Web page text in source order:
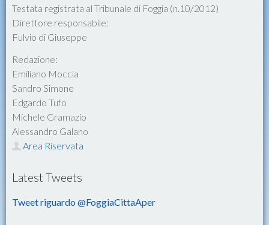
Testata registrata al Tribunale di Foggia (n.10/2012)
Direttore responsabile:
Fulvio di Giuseppe
Redazione:
Emiliano Moccia
Sandro Simone
Edgardo Tufo
Michele Gramazio
Alessandro Galano
Area Riservata
Latest Tweets
Tweet riguardo @FoggiaCittaAper